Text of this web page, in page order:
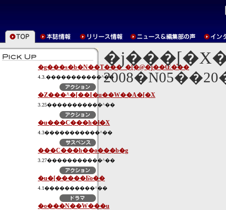
�g���s�b�N��T���_�[�@�j��Œ�̍��
4.3.�����������^��
�Z���^�[��I�u��W��A�[�X
3.25�����������^��
�u���C���h�l�X
4.3�����������^��
���C���h��o���b�g
3.27�����������^��
�u�[�����Ƃ̎o��
4.1����������^��
�o���N��W���u